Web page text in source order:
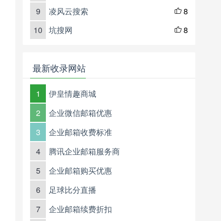
9 凌风云搜索  8
10
坑搜网  8
最新收录网站
1
伊皇情趣商城
2
企业微信邮箱优惠
3
企业邮箱收费标准
4
腾讯企业邮箱服务商
5
企业邮箱购买优惠
6
足球比分直播
7
企业邮箱续费折扣